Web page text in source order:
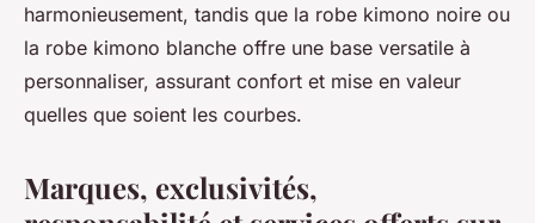
harmonieusement, tandis que la robe kimono noire ou
la robe kimono blanche offre une base versatile à
personnaliser, assurant confort et mise en valeur
quelles que soient les courbes.
Marques, exclusivités,